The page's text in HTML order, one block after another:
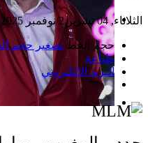
إصدار جديد
بعد خطف مادورو
واشنطن بأورتيغا؟
الثلاثاء, 04 تشرين2/نوفمبر 2025 14:30
حجم الخط تصغير حجم
طباعة
البريد الإلكتروني